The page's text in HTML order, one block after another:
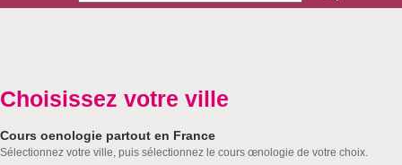
Choisissez votre ville
Cours oenologie partout en France
Sélectionnez votre ville, puis sélectionnez le cours œnologie de votre choix.